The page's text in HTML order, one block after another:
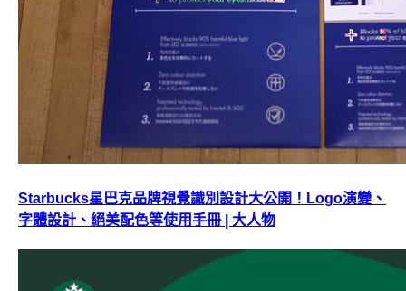
Starbucks星巴克品牌視覺識別設計大公開！Logo演變、
字體設計、絕美配色等使用手冊 | 大人物